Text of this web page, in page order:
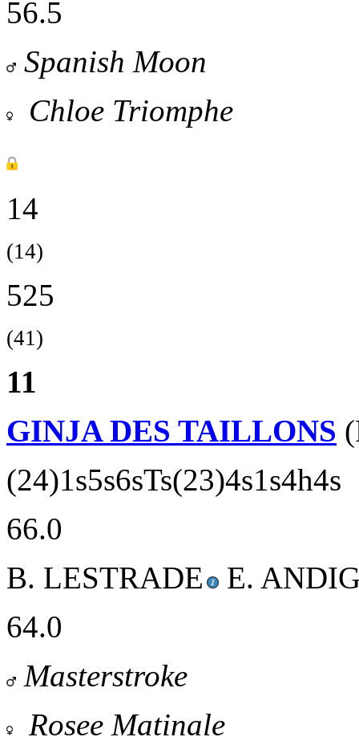
56.5
Spanish Moon
Chloe Triomphe
14
(14)
525
(41)
11
GINJA DES TAILLONS
(24)1s5s6sTs(23)4s1s4h4s
66.0
B. LESTRADE
E.
64.0
Masterstroke
Rosee Matinale